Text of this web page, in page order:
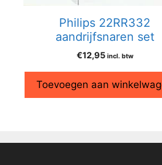
Philips 22RR332
aandrijfsnaren set
€12,95 incl. btw
Toevoegen aan